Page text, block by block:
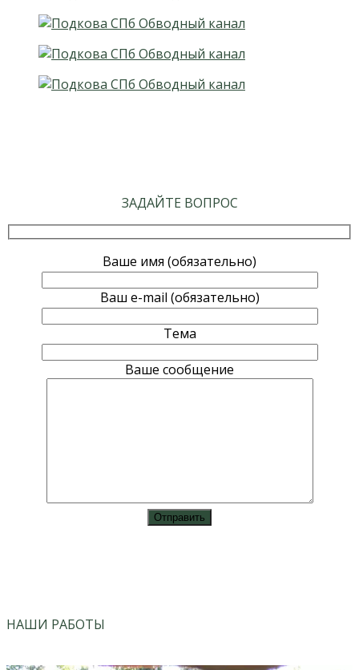
ЗАДАЙТЕ ВОПРОС
Ваше имя (обязательно)
Ваш e-mail (обязательно)
Тема
Ваше сообщение
НАШИ РАБОТЫ